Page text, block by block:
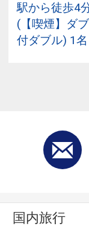
駅から徒歩4
(【喫煙】ダ
付ダブル) 1
国内旅行